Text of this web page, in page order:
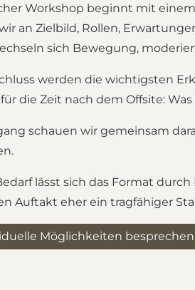
Workshop beginnt mit
an Zielbild, Rollen,
sich Bewegung,
werden die wichtigsten
die Zeit nach dem Offsite:
schauen wir gemeinsam
lässt sich das Format
Auftakt eher ein tragfähiger
Möglichkeiten besprechen